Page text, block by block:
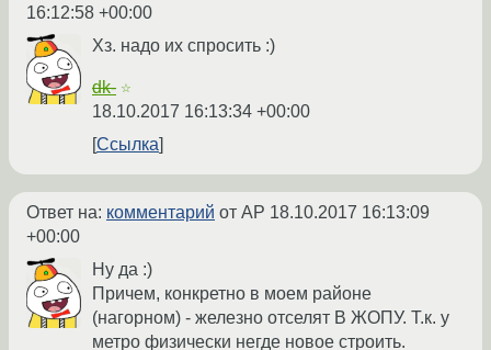
16:12:58 +00:00
Хз. надо их спросить :)
dk- ☆
18.10.2017 16:13:34 +00:00
Ссылка
Ответ на: комментарий от AP 18.10.2017 16:13:09
+00:00
Ну да :)
Причем, конкретно в моем районе
(нагорном) - железно отселят В ЖОПУ. Т.к. у
метро физически негде новое строить.